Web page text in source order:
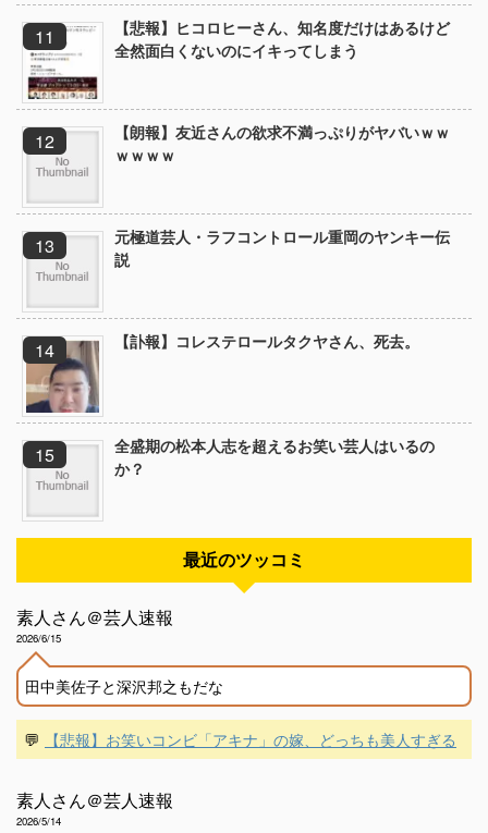
【悲報】ヒコロヒーさん、知名度だけはあるけど
全然面白くないのにイキってしまう
【朗報】友近さんの欲求不満っぷりがヤバいｗｗ
ｗｗｗｗ
元極道芸人・ラフコントロール重岡のヤンキー伝
説
【訃報】コレステロールタクヤさん、死去。
全盛期の松本人志を超えるお笑い芸人はいるの
か？
最近のツッコミ
素人さん＠芸人速報
2026/6/15
田中美佐子と深沢邦之もだな
💬 【悲報】お笑いコンビ「アキナ」の嫁、どっちも美人すぎる
素人さん＠芸人速報
2026/5/14